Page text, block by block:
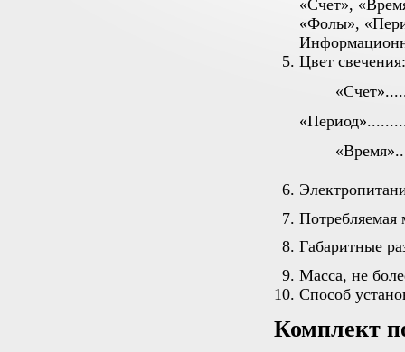
«Счет»,
«Фолы»,
5. Цвет свечения:
6.
7.
8. Габаритные
9. Масса, не
10. Способ
Комплект